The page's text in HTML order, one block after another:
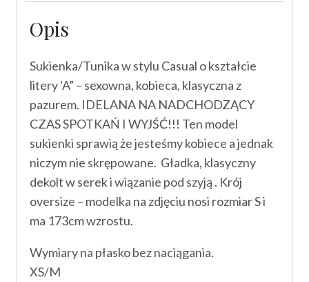
Opis
Sukienka/Tunika w stylu Casual o kształcie
litery ‘A” – sexowna, kobieca, klasyczna z
pazurem. IDELANA NA NADCHODZĄCY
CZAS SPOTKAŃ I WYJŚĆ!!! Ten model
sukienki sprawią że jesteśmy kobiece a jednak
niczym nie skrępowane. Gładka, klasyczny
dekolt w serek i wiązanie pod szyją . Krój
oversize – modelka na zdjęciu nosi rozmiar S i
ma 173cm wzrostu.
Wymiary na płasko bez naciągania.
XS/M